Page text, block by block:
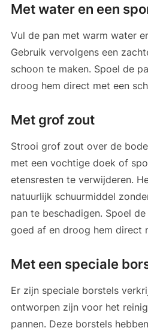
Met water en een
Vul de pan met warm water
Gebruik vervolgens een
schoon te maken. Spoel de
droog hem direct met een
Met grof zout
Strooi grof zout over de
met een vochtige doek of
etensresten te verwijderen.
natuurlijk schuurmiddel
pan te beschadigen. Spoel
goed af en droog hem direct
Met een speciale
Er zijn speciale borstels
ontworpen zijn voor het
pannen. Deze borstels